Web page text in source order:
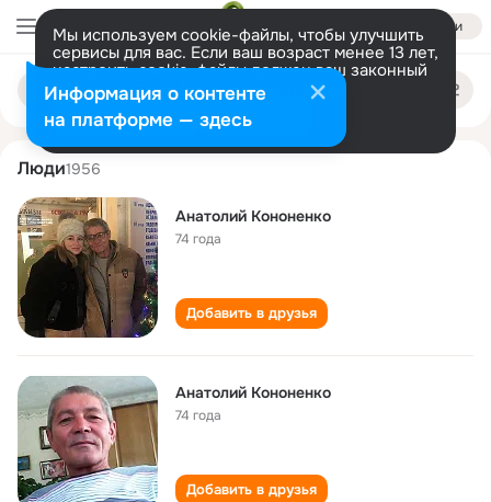
Войти
Мы используем cookie-файлы, чтобы улучшить
сервисы для вас. Если ваш возраст менее 13 лет,
настроить cookie-файлы должен ваш законный
представитель. Больше информации
Разрешить все Настроить
Поиск
людям
anatoliy kononenko
Люди1956
Анатолий Кононенко
74 года
Добавить в друзья
Анатолий Кононенко
74 года
Добавить в друзья
Информация о контенте
на платформе — здесь